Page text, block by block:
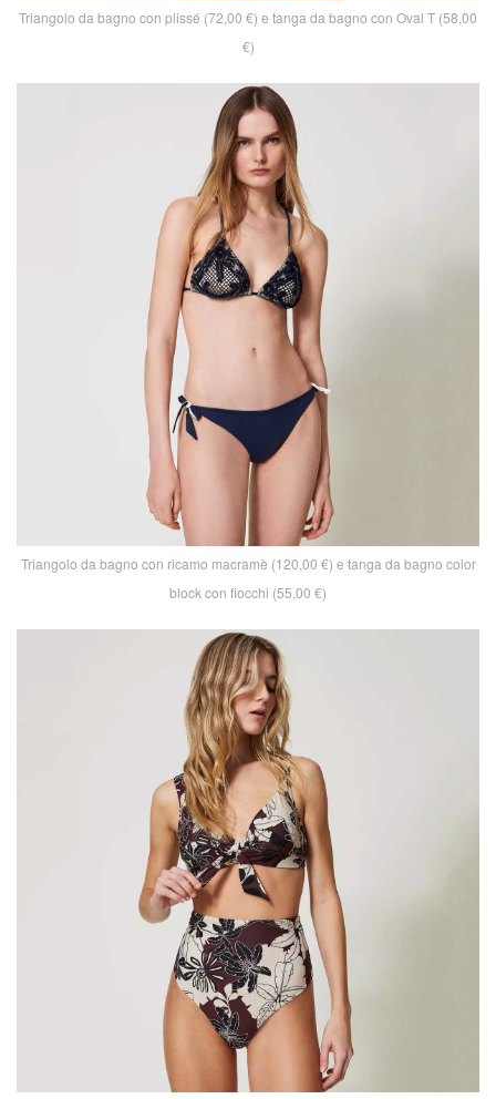
Triangolo da bagno con plissé (72,00 €) e tanga da bagno con Oval T (58,00
€)
Triangolo da bagno con ricamo macramè (120,00 €) e tanga da bagno color
block con fiocchi (55,00 €)